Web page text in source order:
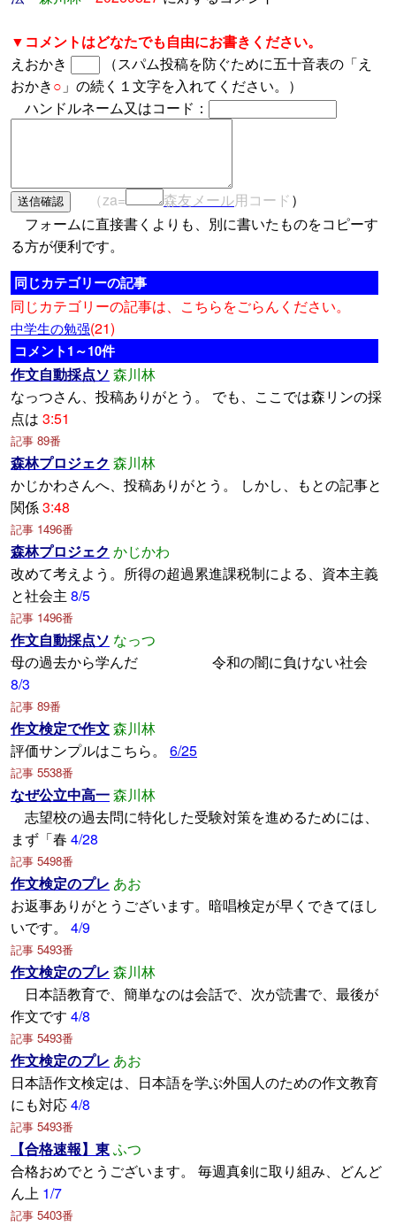
▼コメントはどなたでも自由にお書きください。
えおかき
（スパム投稿を防ぐために五十音表の「え
おかき○ 」の続く１文字を入れてください。）
ハンドルネーム又はコード：
（za= 森友メール用コード）
フォームに直接書くよりも、別に書いたものをコピーす
る方が便利です。
同じカテゴリーの記事
同じカテゴリーの記事は、こちらをごらんください。
中学生の勉强(21)
コメント1～10件
作文自動採点ソ 森川林
なっつさん、投稿ありがとう。 でも、ここでは森リンの採
点は 3:51
記事 89番
森林プロジェク 森川林
かじかわさんへ、投稿ありがとう。 しかし、もとの記事と
関係3:48
記事 1496番
森林プロジェク かじかわ
改めて考えよう。所得の超過累進課税制による、資本主義
と社会主 8/5
記事 1496番
作文自動採点ソ なっつ
母の過去から学んだ 令和の闇に負けない社会
8/3
記事 89番
作文検定で作文森川林
評価サンプルはこちら。 6/25
記事 5538番
なぜ公立中高一森川林
志望校の過去問に特化した受験対策を進めるためには、
まず「春 4/28
記事 5498番
作文検定のプレ あお
お返事ありがとうございます。暗唱検定が早くできてほし
いです。
4/9
記事 5493番
作文検定のプレ 森川林
日本語教育で、簡単なのは会話で、次が読書で、最後が
作文です 4/8
記事 5493番
作文検定のプレ あお
日本語作文検定は、日本語を学ぶ外国人のための作文教育
にも対応4/8
記事 5493番
【合格速報】東ふつ
合格おめでとうございます。 毎週真剣に取り組み、どんど
ん上 1/7
記事 5403番